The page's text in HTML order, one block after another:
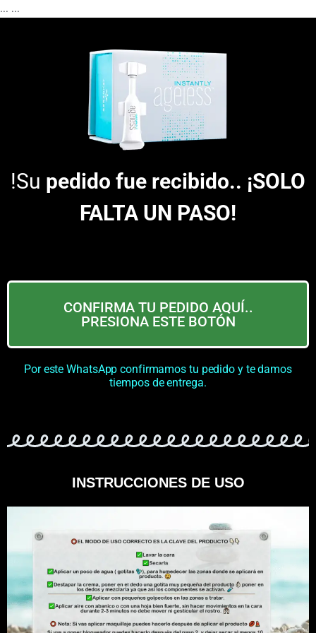
... ...
!Su pedido fue recibido.. ¡SOLO
FALTA UN PASO!
CONFIRMA TU PEDIDO AQUÍ..
PRESIONA ESTE BOTÓN
Por este WhatsApp confirmamos tu pedido y te damos
tiempos de entrega.
INSTRUCCIONES DE USO